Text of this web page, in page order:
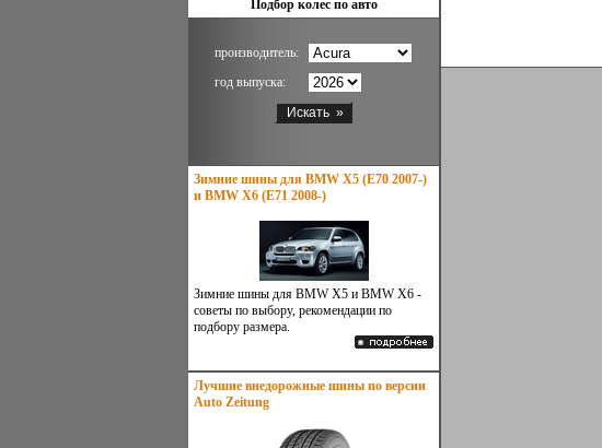
Подбор колес по авто
производитель:
год выпуска:
Зимние шины для BMW X5 (E70 2007-)
и BMW X6 (E71 2008-)
Зимние шины для BMW X5 и BMW X6 -
советы по выбору, рекомендации по
подбору размера.
Лучшие внедорожные шины по версии
Auto Zeitung